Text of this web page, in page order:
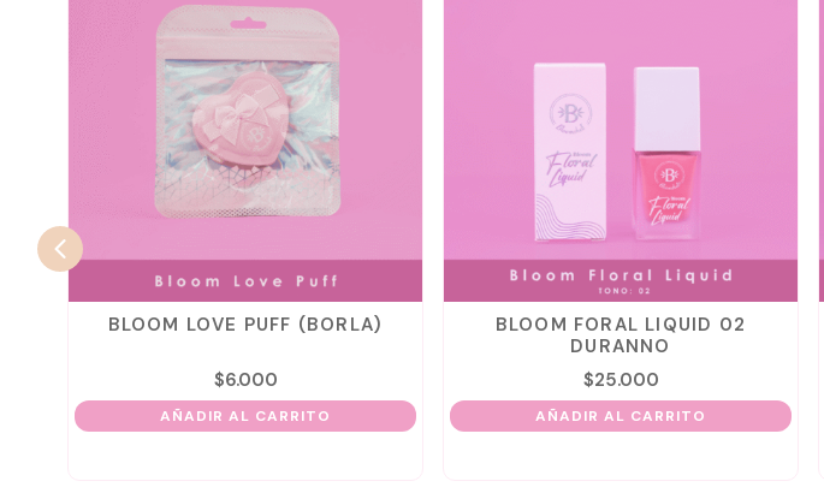
BLOOM LOVE PUFF (BORLA)
$6.000
AÑADIR AL CARRITO
BLOOM FORAL LIQUID 02
DURANNO
$25.000
AÑADIR AL CARRITO